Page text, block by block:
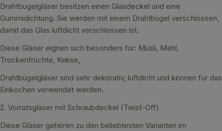
Drahtbügelgläser besitzen einen Glasdeckel und eine
Gummidichtung. Sie werden mit einem Drahtbügel verschlossen,
damit das Glas luftdicht verschlossen ist.
Diese Gläser eignen sich besonders für: Müsli, Mehl,
Trockenfrüchte, Kekse,
Drahtbügelgläser sind sehr dekorativ, luftdicht und können für das
Einkochen verwendet werden.
2. Vorratsgläser mit Schraubdeckel (Twist-Off)
Diese Gläser gehören zu den beliebtesten Varianten im